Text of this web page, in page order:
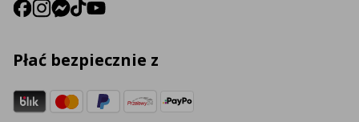
Płać bezpiecznie z